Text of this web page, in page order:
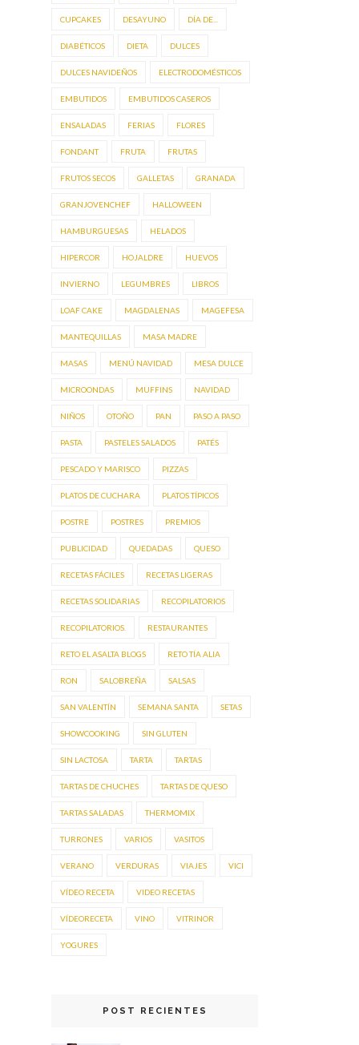
CUPCAKES DESAYUNO DÍA DE...
DIABÉTICOS DIETA DULCES
DULCES NAVIDEÑOS ELECTRODOMÉSTICOS
EMBUTIDOS EMBUTIDOS CASEROS
ENSALADAS FERIAS FLORES
FONDANT FRUTA FRUTAS
FRUTOS SECOS GALLETAS GRANADA
GRANJOVENCHEF HALLOWEEN
HAMBURGUESAS HELADOS
HIPERCOR HOJALDRE HUEVOS
INVIERNO LEGUMBRES LIBROS
LOAF CAKE MAGDALENAS MAGEFESA
MANTEQUILLAS MASA MADRE
MASAS MENÚ NAVIDAD MESA DULCE
MICROONDAS MUFFINS NAVIDAD
NIÑOS OTOÑO PAN PASO A PASO
PASTA PASTELES SALADOS PATÉS
PESCADO Y MARISCO PIZZAS
PLATOS DE CUCHARA PLATOS TÍPICOS
POSTRE POSTRES PREMIOS
PUBLICIDAD QUEDADAS QUESO
RECETAS FÁCILES RECETAS LIGERAS
RECETAS SOLIDARIAS RECOPILATORIOS
RECOPILATORIOS. RESTAURANTES
RETO EL ASALTA BLOGS RETO TÍA ALIA
RON SALOBREÑA SALSAS
SAN VALENTÍN SEMANA SANTA SETAS
SHOWCOOKING SIN GLUTEN
SIN LACTOSA TARTA TARTAS
TARTAS DE CHUCHES TARTAS DE QUESO
TARTAS SALADAS THERMOMIX
TURRONES VARIOS VASITOS
VERANO VERDURAS VIAJES VICI
VÍDEO RECETA VIDEO RECETAS
VÍDEORECETA VINO VITRINOR
YOGURES
POST RECIENTES